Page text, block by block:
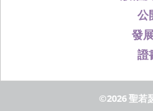
公
發
證
©2026 聖若